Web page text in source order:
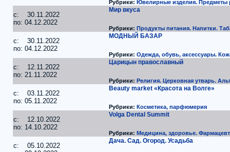
Рубрики: Ювелирные изделия. Предметы
c: 30.11.2022
по: 04.12.2022
Мир вкуса
Рубрики: Продукты питания. Напитки.
c: 30.11.2022
по: 04.12.2022
МОДНЫЙ БАЗАР
Рубрики: Одежда, обувь, аксессуары.
c: 12.11.2022
по: 21.11.2022
Царицын православный
Рубрики: Религия. Церковная утварь.
c: 03.11.2022
по: 05.11.2022
Beauty market «Красота на Волге»
Рубрики: Косметика, парфюмерия
c: 12.10.2022
по: 14.10.2022
Volga Dental Summit
Рубрики: Медицина, здоровье.
c: 05.10.2022
Дача. Сад. Огород. Усадьба